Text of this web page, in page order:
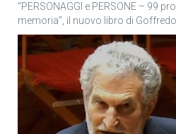
“PERSONAGGI e PERSONE – 99
memoria”, il nuovo libro di